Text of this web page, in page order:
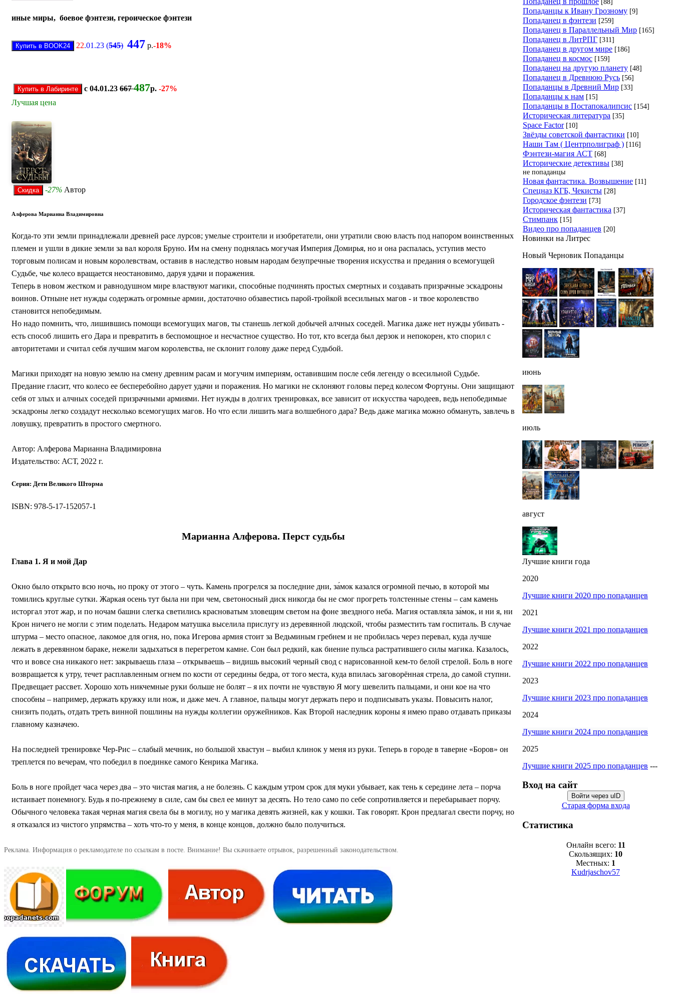
иные миры, боевое фэнтези, героическое фэнтези
22.01.23 (545) 447 р.-18%
с 04.01.23 667487р. -27%
Лучшая цена
-27% Автор
Алферова Марианна Владимировна
Когда-то эти земли принадлежали древней расе лурсов; умелые строители и изобретатели, они утратили свою власть под напором воинственных
племен и ушли в дикие земли за вал короля Бруно. Им на смену поднялась могучая Империя Домирья, но и она распалась, уступив место
торговым полисам и новым королевствам, оставив в наследство новым народам безупречные творения искусства и предания о всемогущей
Судьбе, чье колесо вращается неостановимо, даруя удачи и поражения.
Теперь в новом жестком и равнодушном мире властвуют магики, способные подчинять простых смертных и создавать призрачные эскадроны
воинов. Отныне нет нужды содержать огромные армии, достаточно обзавестись парой-тройкой всесильных магов - и твое королевство
становится непобедимым.
Но надо помнить, что, лишившись помощи всемогущих магов, ты станешь легкой добычей алчных соседей. Магика даже нет нужды убивать -
есть способ лишить его Дара и превратить в беспомощное и несчастное существо. Но тот, кто всегда был дерзок и непокорен, кто спорил с
авторитетами и считал себя лучшим магом королевства, не склонит голову даже перед Судьбой.
Магики приходят на новую землю на смену древним расам и могучим империям, оставившим после себя легенду о всесильной Судьбе.
Предание гласит, что колесо ее бесперебойно дарует удачи и поражения. Но магики не склоняют головы перед колесом Фортуны. Они защищают
себя от злых и алчных соседей призрачными армиями. Нет нужды в долгих тренировках, все зависит от искусства чародеев, ведь непобедимые
эскадроны легко создадут несколько всемогущих магов. Но что если лишить мага волшебного дара? Ведь даже магика можно обмануть, завлечь в
ловушку, превратить в простого смертного.
Автор: Алферова Марианна Владимировна
Издательство: АСТ, 2022 г.
Серия: Дети Великого Шторма
ISBN: 978-5-17-152057-1
Марианна Алферова. Перст судьбы
Глава 1. Я и мой Дар
Окно было открыто всю ночь, но проку от этого – чуть. Камень прогрелся за последние дни, за́мок казался огромной печью, в которой мы
томились круглые сутки. Жаркая осень тут была ни при чем, светоносный диск никогда бы не смог прогреть толстенные стены – сам камень
исторгал этот жар, и по ночам башни слегка светились красноватым зловещим светом на фоне звездного неба. Магия оставляла за́мок, и ни я, ни
Крон ничего не могли с этим поделать. Недаром матушка выселила прислугу из деревянной людской, чтобы разместить там госпиталь. В случае
штурма – место опасное, лакомое для огня, но, пока Игерова армия стоит за Ведьминым гребнем и не пробилась через перевал, куда лучше
лежать в деревянном бараке, нежели задыхаться в перегретом камне. Сон был редкий, как биение пульса растратившего силы магика. Казалось,
что и вовсе сна никакого нет: закрываешь глаза – открываешь – видишь высокий черный свод с нарисованной кем-то белой стрелой. Боль в ноге
возвращается к утру, течет расплавленным огнем по кости от середины бедра, от того места, куда впилась заговорённая стрела, до самой ступни.
Предвещает рассвет. Хорошо хоть никчемные руки больше не болят – я их почти не чувствую Я могу шевелить пальцами, и они кое на что
способны – например, держать кружку или нож, и даже меч. А главное, пальцы могут держать перо и подписывать указы. Повысить налог,
снизить подать, отдать треть винной пошлины на нужды коллегии оружейников. Как Второй наследник короны я имею право отдавать приказы
главному казначею.
На последней тренировке Чер-Рис – слабый мечник, но большой хвастун – выбил клинок у меня из руки. Теперь в городе в таверне «Боров» он
треплется по вечерам, что победил в поединке самого Кенрика Магика.
Боль в ноге пройдет часа через два – это чистая магия, а не болезнь. С каждым утром срок для муки убывает, как тень к середине лета – порча
истаивает понемногу. Будь я по-прежнему в силе, сам бы свел ее минут за десять. Но тело само по себе сопротивляется и перебарывает порчу.
Обычного человека такая черная магия свела бы в могилу, но у магика девять жизней, как у кошки. Так говорят. Крон предлагал свести порчу, но
я отказался из чистого упрямства – хоть что-то у меня, в конце концов, должно было получиться.
Реклама. Информация о рекламодателе по ссылкам в посте. Внимание! Вы скачиваете отрывок, разрешенный законодательством.
Попаданцы к Ивану Грозному [9]
Попаданец в фэнтези [259]
Попаданец в Параллельный Мир [165]
Попаданец в ЛитРПГ [311]
Попаданец в другом мире [186]
Попаданец в космос [159]
Попаданец на другую планету [48]
Попаданец в Древнюю Русь [56]
Попаданцы в Древний Мир [33]
Попаданцы к нам [15]
Попаданцы в Постапокалипсис [154]
Историческая литература [35]
Space Factor [10]
Звёзды советской фантастики [10]
Наши Там ( Центрполиграф ) [116]
Фэнтези-магия АСТ [68]
Исторические детективы [38]
не попаданцы
Новая фантастика. Возвышение [11]
Спецназ КГБ, Чекисты [28]
Городское фэнтези [73]
Историческая фантастика [37]
Стимпанк [15]
Видео про попаданцев [20]
Новинки на Литрес
Новый Черновик Попаданцы
июнь
июль
август
Лучшие книги года
2020
Лучшие книги 2020 про попаданцев
2021
Лучшие книги 2021 про попаданцев
2022
Лучшие книги 2022 про попаданцев
2023
Лучшие книги 2023 про попаданцев
2024
Лучшие книги 2024 про попаданцев
2025
Лучшие книги 2025 про попаданцев ---
Вход на сайт
Войти через uID
Старая форма входа
Статистика
Онлайн всего: 11
Скользящих: 10
Местных: 1
Kudrjaschov57